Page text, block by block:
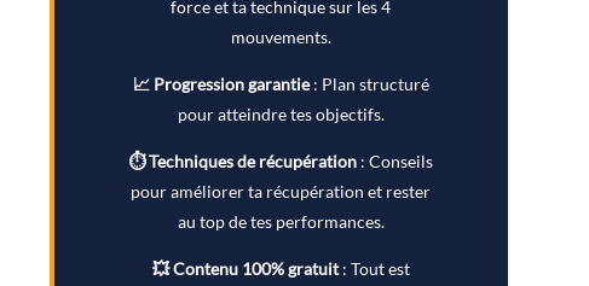
force et ta technique sur les 4
mouvements.
📈 Progression garantie: Plan structuré
pour atteindre tes objectifs.
⏱ Techniques de récupération : Conseils
pour améliorer ta récupération et rester
au top de tes performances.
💥 Contenu 100% gratuit: Tout est